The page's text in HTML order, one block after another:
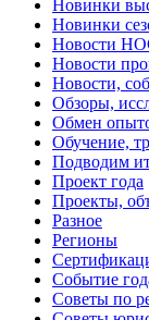
Новинки
Новинки
Новости
Новости
Новости,
Обзоры,
Обмен
Обучение,
Подводим
Проект года
Проекты,
Разное
Регионы
Событие
Советы по